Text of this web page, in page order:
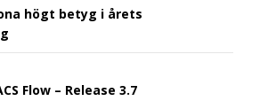
högt betyg i årets
Flow – Release 3.7